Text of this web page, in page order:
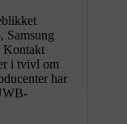
Samsung
Kontakt
i tvivl om
har